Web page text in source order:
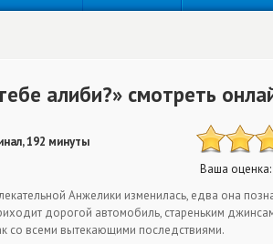
алиби?» смотреть
192 минуты
Ваша оценка:
Анжелики изменилась, едва она
дорогой автомобиль, стареньким
со всеми вытекающими последствиями.